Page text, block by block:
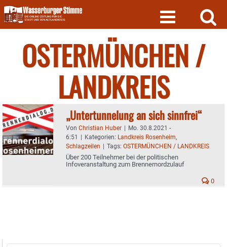
Skip
to
content
OSTERMÜNCHEN /
LANDKREIS
„Untertunnelung an sich sinnfrei“
Von Christian Huber | Mo. 30.8.2021 -
6:51 | Kategorien: Landkreis Rosenheim,
Schlagzeilen | Tags: OSTERMÜNCHEN / LANDKREIS
Über 200 Teilnehmer bei der politischen
Infoveranstaltung zum Brennernordzulauf
0